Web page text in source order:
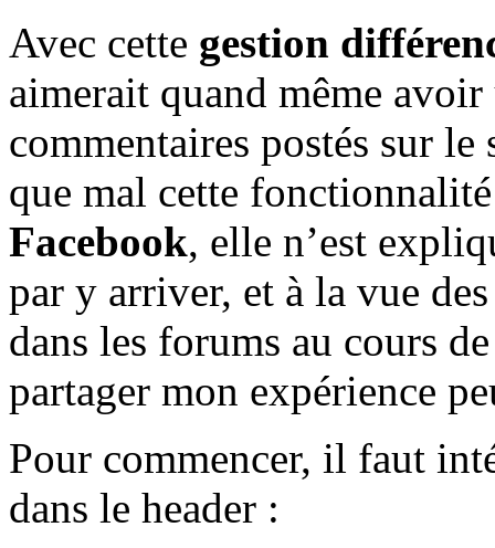
Avec cette gestion
aimerait quand même
commentaires postés sur
que mal cette
Facebook, elle n’est
par y arriver, et à la vue
dans les forums au cours
partager mon expérience
Pour commencer, il faut
dans le header :